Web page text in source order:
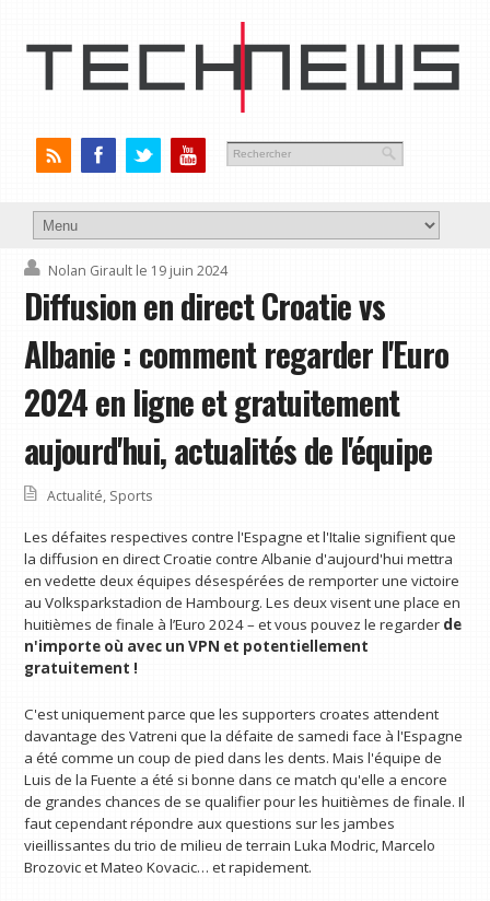
Nolan Girault le 19 juin 2024
Diffusion en direct Croatie vs
Albanie : comment regarder l'Euro
2024 en ligne et gratuitement
aujourd'hui, actualités de l'équipe
Actualité, Sports
Les défaites respectives contre l'Espagne et l'Italie signifient que
la diffusion en direct Croatie contre Albanie d'aujourd'hui mettra
en vedette deux équipes désespérées de remporter une victoire
au Volksparkstadion de Hambourg. Les deux visent une place en
huitièmes de finale à l’Euro 2024 – et vous pouvez le regarder de
n'importe où avec un VPN et potentiellement
gratuitement !
C'est uniquement parce que les supporters croates attendent
davantage des Vatreni que la défaite de samedi face à l'Espagne
a été comme un coup de pied dans les dents. Mais l'équipe de
Luis de la Fuente a été si bonne dans ce match qu'elle a encore
de grandes chances de se qualifier pour les huitièmes de finale. Il
faut cependant répondre aux questions sur les jambes
vieillissantes du trio de milieu de terrain Luka Modric, Marcelo
Brozovic et Mateo Kovacic… et rapidement.